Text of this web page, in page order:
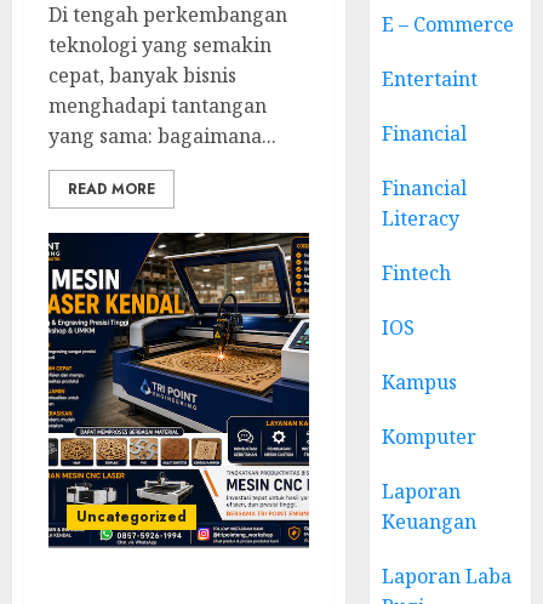
Di tengah perkembangan
teknologi yang semakin
cepat, banyak bisnis
menghadapi tantangan
yang sama: bagaimana...
READ MORE
Uncategorized
E – Commerce
Entertaint
Financial
Financial
Literacy
Fintech
IOS
Kampus
Komputer
Laporan
Keuangan
Laporan Laba